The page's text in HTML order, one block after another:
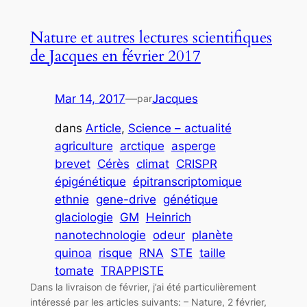
Nature et autres lectures scientifiques
de Jacques en février 2017
Mar 14, 2017—parJacques
dans Article, Science – actualité
agriculture arctique asperge
brevet Cérès climat CRISPR
épigénétique épitranscriptomique
ethnie gene-drive génétique
glaciologie GM Heinrich
nanotechnologie odeur planète
quinoa risque RNA STE taille
tomate TRAPPISTE
Dans la livraison de février, j’ai été particulièrement
intéressé par les articles suivants: – Nature, 2 février,